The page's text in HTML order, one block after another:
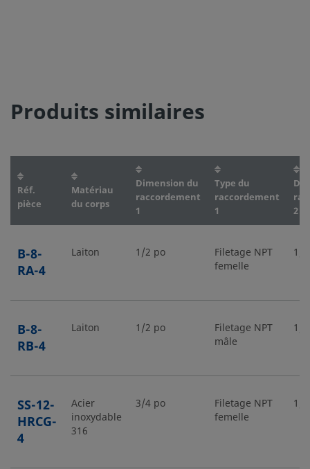
Produits similaires
Réf.
pièce
Matériau
du corps
Dimension du
raccordement
1
Type du
raccordement
1
2
B-8-
RA-4
Laiton 1/2 po
Filetage NPT
femelle
1/
B-8-
RB-4
Laiton 1/2 po
Filetage NPT
mâle
1/
SS-12-
HRCG-
4
Acier
inoxydable
316
3/4 po
Filetage NPT
femelle
1/